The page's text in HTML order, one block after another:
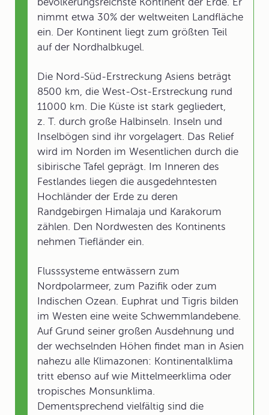
nimmt etwa 30% der weltweiten Landfläche
ein. Der Kontinent liegt zum größten Teil
auf der Nordhalbkugel.
Die Nord-Süd-Erstreckung Asiens beträgt
8500 km, die West-Ost-Erstreckung rund
11000 km. Die Küste ist stark gegliedert,
z. T. durch große Halbinseln. Inseln und
Inselbögen sind ihr vorgelagert. Das Relief
wird im Norden im Wesentlichen durch die
sibirische Tafel geprägt. Im Inneren des
Festlandes liegen die ausgedehntesten
Hochländer der Erde zu deren
Randgebirgen Himalaja und Karakorum
zählen. Den Nordwesten des Kontinents
nehmen Tiefländer ein.
Flusssysteme entwässern zum
Nordpolarmeer, zum Pazifik oder zum
Indischen Ozean. Euphrat und Tigris bilden
im Westen eine weite Schwemmlandebene.
Auf Grund seiner großen Ausdehnung und
der wechselnden Höhen findet man in Asien
nahezu alle Klimazonen: Kontinentalklima
tritt ebenso auf wie Mittelmeerklima oder
tropisches Monsunklima.
Dementsprechend vielfältig sind die